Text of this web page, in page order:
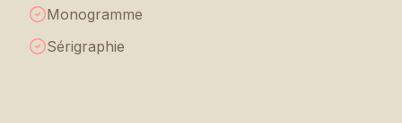
Monogramme
Sérigraphie